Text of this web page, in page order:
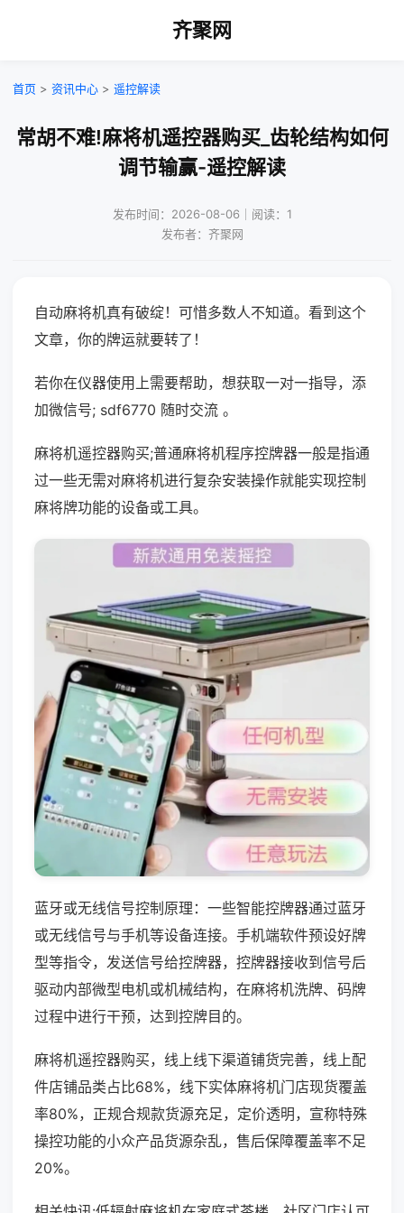
齐聚网
首页 > 资讯中心 > 遥控解读
常胡不难!麻将机遥控器购买_齿轮结构如何
调节输赢-遥控解读
发布时间：2026-08-06｜阅读：1
发布者：齐聚网
自动麻将机真有破绽！可惜多数人不知道。看到这个
文章，你的牌运就要转了！
若你在仪器使用上需要帮助，想获取一对一指导，添
加微信号; sdf6770 随时交流 。
麻将机遥控器购买;普通麻将机程序控牌器一般是指通
过一些无需对麻将机进行复杂安装操作就能实现控制
麻将牌功能的设备或工具。
蓝牙或无线信号控制原理：一些智能控牌器通过蓝牙
或无线信号与手机等设备连接。手机端软件预设好牌
型等指令，发送信号给控牌器，控牌器接收到信号后
驱动内部微型电机或机械结构，在麻将机洗牌、码牌
过程中进行干预，达到控牌目的。
麻将机遥控器购买，线上线下渠道铺货完善，线上配
件店铺品类占比68%，线下实体麻将机门店现货覆盖
率80%，正规合规款货源充足，定价透明，宣称特殊
操控功能的小众产品货源杂乱，售后保障覆盖率不足
20%。